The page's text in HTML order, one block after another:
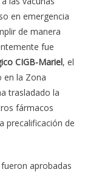
en emergencia
de manera
fue
CIGB-Mariel, el
en la Zona
trasladado la
fármacos
precalificación de
aprobadas